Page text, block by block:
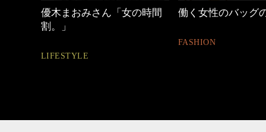
働く女性のバッグの中身 40代の小顔メイク
BEAUTY